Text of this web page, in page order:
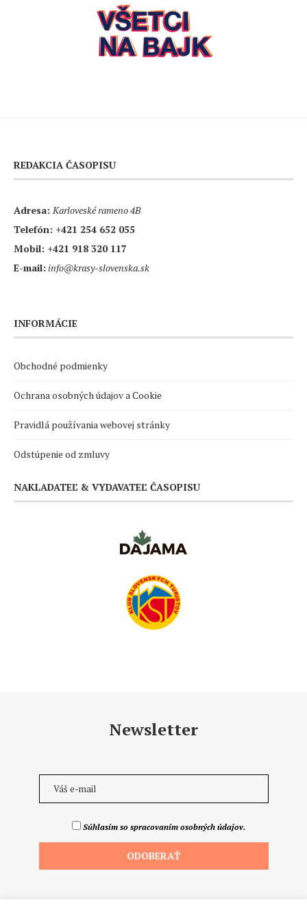
REDAKCIA ČASOPISU
Adresa: Karloveské rameno 4B
Telefón: +421 254 652 055
Mobil: +421 918 320 117
E-mail: info@krasy-slovenska.sk
INFORMÁCIE
Obchodné podmienky
Ochrana osobných údajov a Cookie
Pravidlá používania webovej stránky
Odstúpenie od zmluvy
NAKLADATEĽ & VYDAVATEĽ ČASOPISU
Newsletter
Súhlasím so spracovaním osobných údajov.